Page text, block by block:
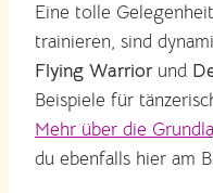
Eine tolle
trainieren, sind
Flying Warrior und
Beispiele für
Mehr über die
du ebenfalls hier am